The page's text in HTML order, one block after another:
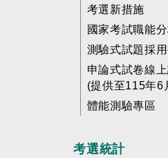
考選新措施
國家考試職能
測驗式試題採
申論式試卷線
(提供至115年6
體能測驗專區
考選統計